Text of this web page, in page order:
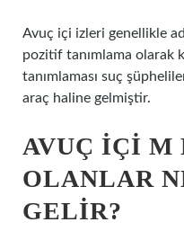
Avuç içi izleri genellikle
pozitif tanımlama olarak
tanımlaması suç
araç haline gelmiştir.
AVUÇ IÇI M
OLANLAR
GELIR?